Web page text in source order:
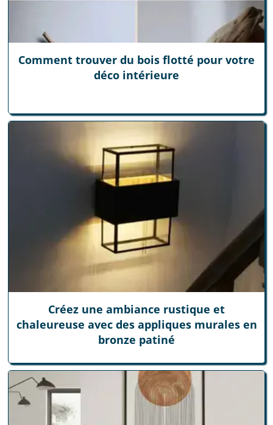
Comment trouver du bois flotté pour votre
déco intérieure
Créez une ambiance rustique et
chaleureuse avec des appliques murales en
bronze patiné